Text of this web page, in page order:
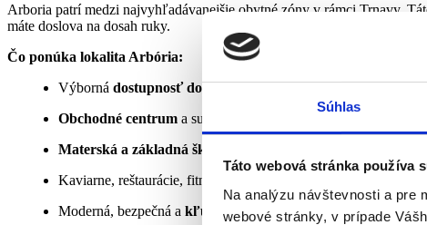
Súhlas
Táto webová stránka používa
Na analýzu návštevnosti a pre
webové stránky, v prípade
Arboria patrí medzi najvyhľadávanejšie obytné zóny v rámci Trnavy.
máte doslova na dosah ruky.
Čo ponúka lokalita Arbória:
Výborná dostupnosť do centra mesta– pešo, autom alebo
Obchodné centrum a supermarkety v bezprostrednej blízkosti
Materská a základná škola, detské ihriská
Kaviarne, reštaurácie, fitness centrum, zdravotné stredisko
Moderná, bezpečná a kľudná štvrť s množstvom zelene s